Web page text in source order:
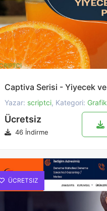
Yazar: scriptci, Kategori: Grafik
Ücretsiz
46 İndirme
ÜCRETSIZ